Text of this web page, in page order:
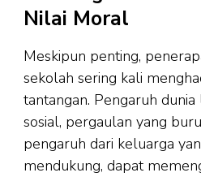
Nilai Moral
Meskipun penting,
sekolah sering kali
tantangan. Pengaruh
sosial, pergaulan yang
pengaruh dari keluarga
mendukung, dapat